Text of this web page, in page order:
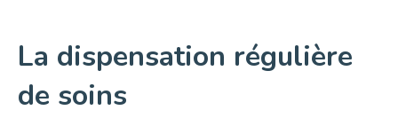
La dispensation régulière
de soins